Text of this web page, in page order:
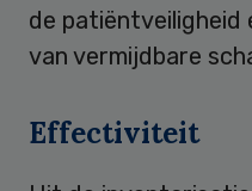
de
van vermijdbare
Effectiviteit